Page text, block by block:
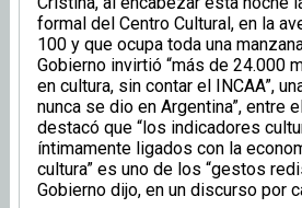
formal del Centro Cultural, en la
100 y que ocupa toda una
Gobierno invirtió “más de 24.000
en cultura, sin contar el INCAA”,
nunca se dio en Argentina”, entre
destacó que “los indicadores
íntimamente ligados con la
cultura” es uno de los “gestos
Gobierno dijo, en un discurso por